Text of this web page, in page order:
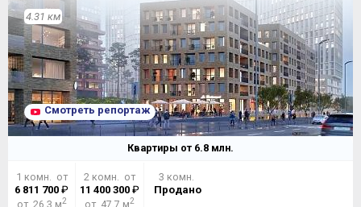
4.31 км
Смотреть репортаж
Квартиры от 6.8 млн.
1 комн. от
6 811 700 ₽
от 26,3 м2
2 комн. от
11 400 300 ₽
от 47,7 м2
3 комн.
Продано